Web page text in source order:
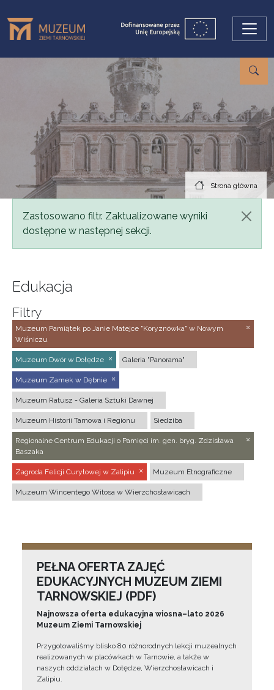
Strona główna
Komunikat
Zastosowano filtr. Zaktualizowane wyniki
dostępne w następnej sekcji.
Edukacja
Filtry
Muzeum Pamiątek po Janie Matejce "Koryznówka" w Nowym
Wiśniczu
Muzeum Dwór w Dołędze Galeria "Panorama"
Muzeum Zamek w Dębnie
Muzeum Ratusz - Galeria Sztuki Dawnej
Muzeum Historii Tarnowa i Regionu Siedziba
Regionalne Centrum Edukacji o Pamięci im. gen. bryg. Zdzisława
Baszaka
Zagroda Felicji Curyłowej w Zalipiu Muzeum Etnograficzne
Muzeum Wincentego Witosa w Wierzchosławicach
PEŁNA OFERTA ZAJĘĆ
EDUKACYJNYCH MUZEUM ZIEMI
TARNOWSKIEJ (PDF)
Najnowsza oferta edukacyjna wiosna–lato 2026
Muzeum Ziemi Tarnowskiej
Przygotowaliśmy blisko 80 różnorodnych lekcji muzealnych
realizowanych w placówkach w Tarnowie, a także w
naszych oddziałach w Dołędze, Wierzchosławicach i
Zalipiu.